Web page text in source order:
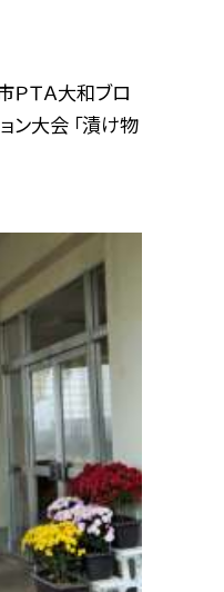
ＴＡ大和ブロ
ン大会 「漬け物